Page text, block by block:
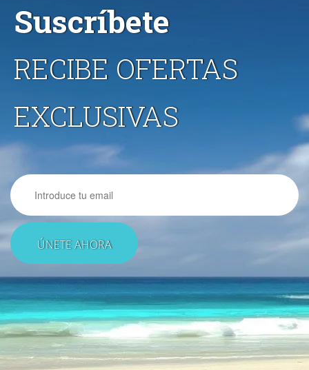
Suscríbete
RECIBE OFERTAS
EXCLUSIVAS
Email